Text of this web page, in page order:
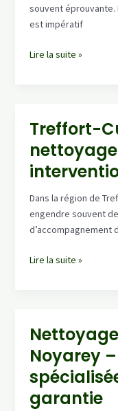
souvent éprouvante.
est impératif
Nettoyage
Sur-
Arzon
–
entreprise
spécialisée,
discrétion
garantie
Lire la suite »
Treffort-
Dans la région de
engendre souvent
d’accompagnement
Treffort-
nettoyage
après
décès,
intervention
rapide
Lire la suite »
Noyarey
garantie